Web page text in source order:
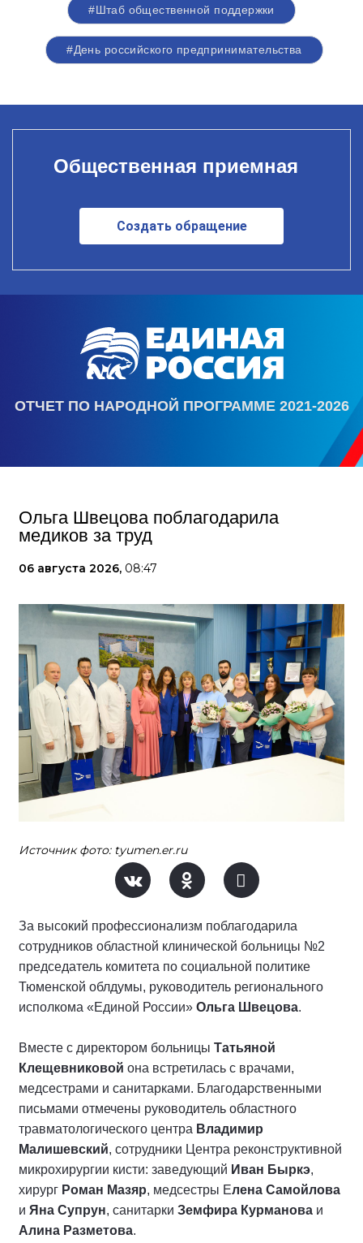
#Штаб общественной поддержки
#День российского предпринимательства
Общественная приемная
Создать обращение
ОТЧЕТ ПО НАРОДНОЙ ПРОГРАММЕ 2021-2026
Ольга Швецова поблагодарила
медиков за труд
06 августа 2026, 08:47
Источник фото: tyumen.er.ru
За высокий профессионализм поблагодарила
сотрудников областной клинической больницы №2
председатель комитета по социальной политике
Тюменской облдумы, руководитель регионального
исполкома «Единой России» Ольга Швецова.
Вместе с директором больницы Татьяной
Клещевниковой она встретилась с врачами,
медсестрами и санитарками. Благодарственными
письмами отмечены руководитель областного
травматологического центра Владимир
Малишевский, сотрудники Центра реконструктивной
микрохирургии кисти: заведующий Иван Быркэ,
хирург Роман Мазяр, медсестры Елена Самойлова
и Яна Супрун, санитарки Земфира Курманова и
Алина Разметова.